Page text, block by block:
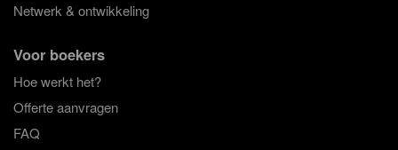
Netwerk & ontwikkeling
Voor boekers
Hoe werkt het?
Offerte aanvragen
FAQ